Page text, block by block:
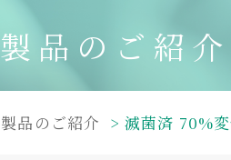
製品のご紹介
製品のご紹介 滅菌済 70%